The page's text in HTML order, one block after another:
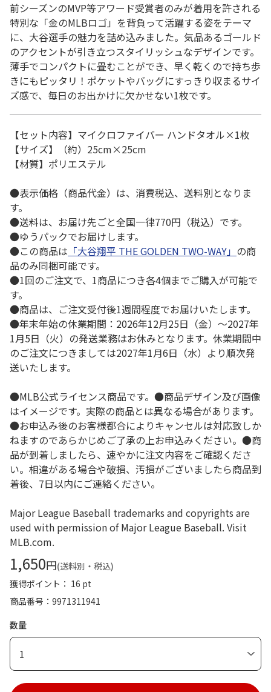
前シーズンのMVP等アワード受賞者のみが着用を許される
特別な「金のMLBロゴ」を背負って活躍する姿をテーマ
に、大谷選手の魅力を詰め込みました。気品あるゴールド
のアクセントが引き立つスタイリッシュなデザインです。
薄手でコンパクトに畳むことができ、早く乾くので持ち歩
きにもピッタリ！ポケットやバッグにすっきり収まるサイ
ズ感で、毎日のお出かけに欠かせない1枚です。
【セット内容】マイクロファイバー ハンドタオル×1枚
【サイズ】（約）25cm×25cm
【材質】ポリエステル
●表示価格（商品代金）は、消費税込、送料別となりま
す。
●送料は、お届け先ごと全国一律770円（税込）です。
●ゆうパックでお届けします。
●この商品は 「大谷翔平 THE GOLDEN TWO-WAY」 の商
品のみ同梱可能です。
●1回のご注文で、1商品につき各4個までご購入が可能で
す。
●商品は、ご注文受付後1週間程度でお届けいたします。
●年末年始の休業期間：2026年12月25日（金）～2027年
1月5日（火）の発送業務はお休みとなります。休業期間中
のご注文につきましては2027年1月6日（水）より順次発
送いたします。
●MLB公式ライセンス商品です。●商品デザイン及び画像
はイメージです。実際の商品とは異なる場合があります。
●お申込み後のお客様都合によりキャンセルは対応致しか
ねますのであらかじめご了承の上お申込みください。●商
品が到着しましたら、速やかに注文内容をご確認くださ
い。相違がある場合や破損、汚損がございましたら商品到
着後、7日以内にご連絡ください。
Major League Baseball trademarks and copyrights are
used with permission of Major League Baseball. Visit
MLB.com.
1,650円(送料別・税込)
獲得ポイント： 16 pt
商品番号
9971311941
数量
1